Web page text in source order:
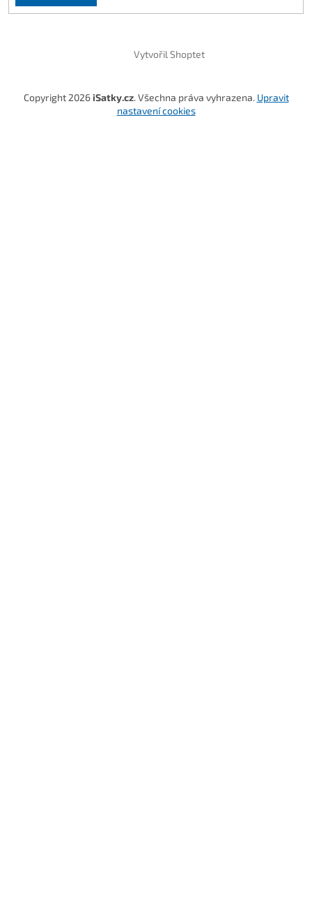
Vytvořil Shoptet
Copyright 2026 iSatky.cz. Všechna práva vyhrazena. Upravit
nastavení cookies